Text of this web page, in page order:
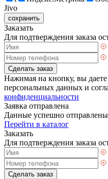
Jivo
сохранить
Заказать
Для подтверждения заказа
Сделать заказ
Нажимая на кнопку, вы даете
персональных данных и
конфиденциальности
Заявка отправлена
Данные успешно
Перейти в каталог
Заказать
Для подтверждения заказа
Сделать заказ